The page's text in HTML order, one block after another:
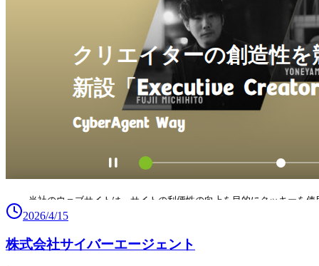
2026/4/15
株式会社サイバーエージェント